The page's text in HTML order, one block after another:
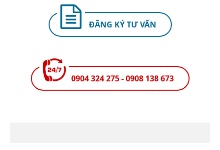
ĐĂNG KÝ TƯ VẤN
0904 324 275 - 0908 138 673